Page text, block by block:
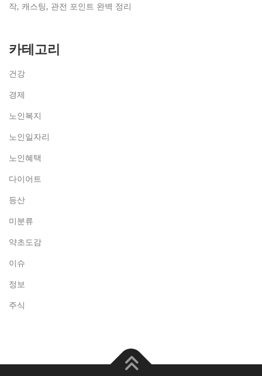
작, 캐스팅, 관전 포인트 완벽 정리
카테고리
건강
경제
노인복지
노인일자리
노인혜택
다이어트
등산
미분류
약초도감
이슈
정보
주식